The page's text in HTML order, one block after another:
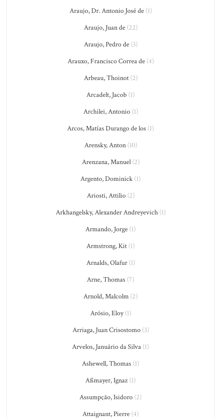
Araujo, Dr. Antonio José de(1)
Araujo, Juan de(22)
Araujo, Pedro de(3)
Arauxo, Francisco Correa de(4)
Arbeau, Thoinot(2)
Arcadelt, Jacob (1)
Archilei, Antonio(1)
Arcos, Matías Durango de los (1)
Arensky, Anton(10)
Arenzana, Manuel(2)
Argento, Dominick (1)
Ariosti, Attilio(2)
Arkhangelsky, Alexander Andreyevich(1)
Armando, Jorge (1)
Armstrong, Kit (1)
Arnalds, Olafur(1)
Arne, Thomas (7)
Arnold, Malcolm (2)
Arósio, Eloy(1)
Arriaga, Juan Crisostomo(3)
Arvelos, Januário da Silva (1)
Ashewell, Thomas (1)
Aßmayer, Ignaz (1)
Assumpção, Isidoro (2)
Attaignant, Pierre (4)